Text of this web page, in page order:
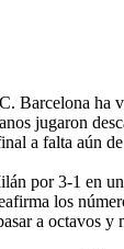
Barcelona ha
jugaron
a falta aún
por 3-1 en
los
a octavos